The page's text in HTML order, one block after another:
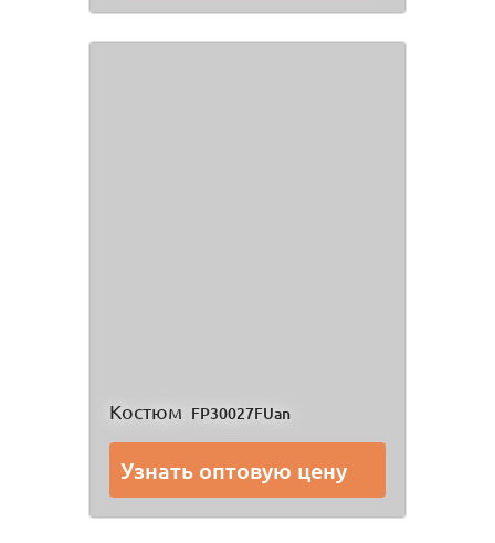
Костюм FP30027FUan
Узнать оптовую цену